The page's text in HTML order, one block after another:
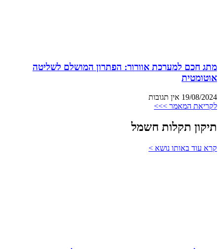
מתג חכם למערכת אוורור: הפתרון המושלם לשליטה
אוטומטית
19/08/2024 אין תגובות
לקריאת המאמר >>>
תיקון תקלות חשמל
קרא עוד באותו נושא >